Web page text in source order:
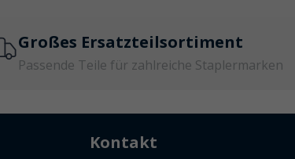
Großes Ersatzteilsortiment
Passende Teile für zahlreiche Staplermarken
Kontakt